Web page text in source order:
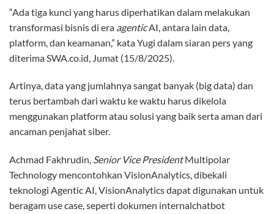
“Ada tiga kunci yang harus diperhatikan dalam melakukan
transformasi bisnis di era agenticAI, antara lain data,
platform, dan keamanan,” kata Yugi dalam siaran pers yang
diterima SWA.co.id, Jumat (15/8/2025).
Artinya, data yang jumlahnya sangat banyak (big data) dan
terus bertambah dari waktu ke waktu harus dikelola
menggunakan platform atau solusi yang baik serta aman dari
ancaman penjahat siber.
Achmad Fakhrudin, Senior Vice PresidentMultipolar
Technology mencontohkan VisionAnalytics, dibekali
teknologi Agentic AI, VisionAnalytics dapat digunakan untuk
beragam use case, seperti dokumen internalchatbot